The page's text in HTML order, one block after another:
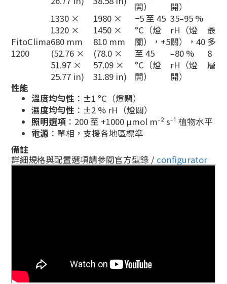
開）
開）
FitoClima
1200
1330 ×
1320 ×
680 mm
(52.76 ×
51.97 ×
25.77 in)
1980 ×
1450 ×
810 mm
(78.0 ×
57.09 ×
31.89 in)
−5 至 45
°C（燈
關），+5
至 45
°C（燈
開）
35–95 %
rH（燈
關），40
–80 %
rH（燈
開）
最
多
8
層
性能
溫度均勻性 ：±1 °C（燈關）
濕度均勻性 ：±2 % rH（燈關）
照明選項 ：200 至 +1000 µmol m⁻² s⁻¹ 植物水平
電源 ：單相，支援各地區標準
備註
詳細規格與配置選項請參閱官方型錄 / configurator